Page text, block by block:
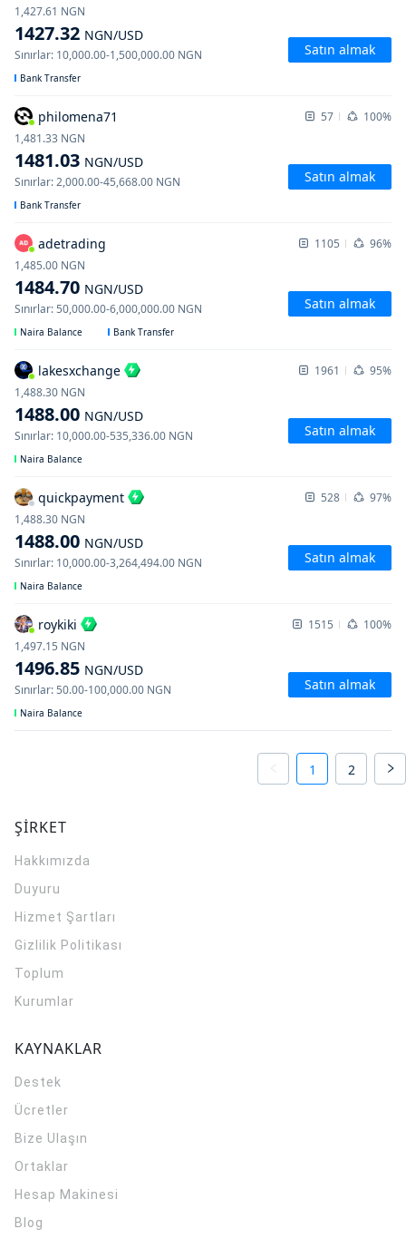
1427.32 NGN/USD
1,427.61 NGN
Sınırlar: 10,000.00-1,500,000.00 NGN Satın almak
Bank Transfer
philomena71 57 100%
1481.03 NGN/USD
1,481.33 NGN
Sınırlar:2,000.00-45,668.00 NGN Satın almak
Bank Transfer
adetrading 1105 96%
1484.70 NGN/USD
1,485.00 NGN
Sınırlar:50,000.00-6,000,000.00 NGN Satın almak
Naira Balance Bank Transfer
lakesxchange 1961 95%
1488.00 NGN/USD
1,488.30 NGN
Sınırlar: 10,000.00-535,336.00 NGN Satın almak
Naira Balance
quickpayment 528 97%
1488.00 NGN/USD
1,488.30 NGN
Sınırlar: 10,000.00-3,264,494.00 NGN Satın almak
Naira Balance
roykiki 1515 100%
1496.85 NGN/USD
1,497.15 NGN
Sınırlar:50.00-100,000.00 NGN Satın almak
Naira Balance
1 2
ŞİRKET
Hakkımızda
Duyuru
Hizmet Şartları
Gizlilik Politikası
Toplum
Kurumlar
KAYNAKLAR
Destek
Ücretler
Bize Ulaşın
Ortaklar
Hesap Makinesi
Blog